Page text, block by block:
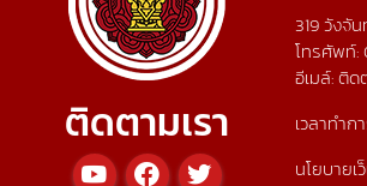
ติดตามเรา
319 วังจั
โทรศัพท์:
อีเมล์: ติ
เวลาทำ
นโยบายเ